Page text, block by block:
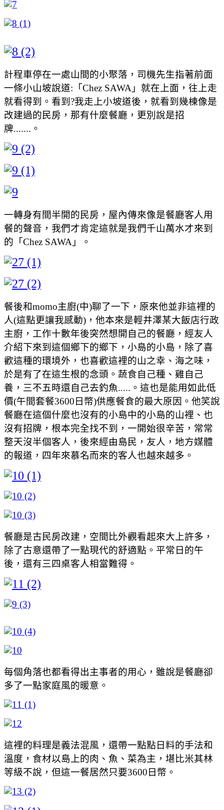
計程車停在一處山間的小聚落，司機先生指著前面
一條小山坡說道:「Chez SAWA」就在上面，往上走
就看得到。看到?我走上小坡道後，就看到幾棟像是
改建過的民房，那有什麼餐廳，更別說是招
牌.......。
一轉身有間半開的民房，屋內傳來像是餐廳客人用
餐的聲音，我們才肯定這就是我們千山萬水才來到
的「Chez SAWA」。
餐後和momo主廚(中)聊了一下，原來他並非這裡的
人(這點更讓我感動)，他本來是輕井澤某大飯店行政
主廚，工作十數年後突然想開自己的餐廳，經友人
介紹下來到這個鄉下的鄉下，小島的小島，除了喜
歡這種的環境外，也喜歡這裡的山之幸、海之味，
於是有了在這生根的念頭。蔬食自己種、雞自己
養，三不五時還自己去釣魚.....。這也是能用如此低
價(午間套餐3600日幣)供應餐食的最大原因。他笑說
餐廳在這個什麼也沒有的小島中的小島的山裡、也
沒有招牌，根本完全找不到，一開始很辛苦，常常
整天沒半個客人，後來經由島民，友人，地方媒體
的報道，四年來慕名而來的客人也越來越多。
餐廳是古民房改建，空間比外觀看起來大上許多，
除了古意還帶了一點現代的舒適點。平常日的午
後，還有三四桌客人相當難得。
每個角落也都看得出主事者的用心，雖說是餐廳卻
多了一點家庭風的暖意。
這裡的料理是義法混風，還帶一點點日料的手法和
溫度，食材以島上的肉、魚、菜為主，堪比米其林
等級不說，但這一餐居然只要3600日幣。